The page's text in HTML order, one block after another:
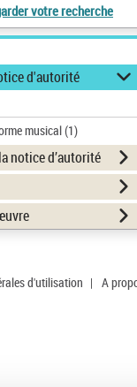
votre recherche
d'autorité
musical(1)
notice d’autorité
d'utilisation | A